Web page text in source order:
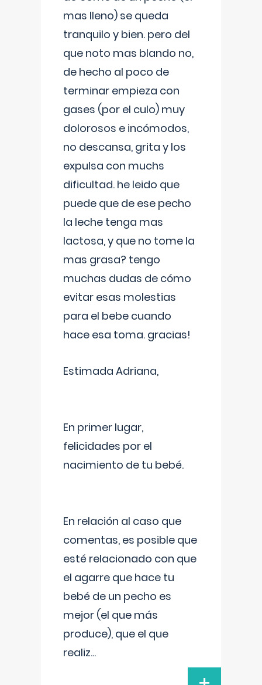
mas lleno) se queda
tranquilo y bien. pero del
que noto mas blando no,
de hecho al poco de
terminar empieza con
gases (por el culo) muy
dolorosos e incómodos,
no descansa, grita y los
expulsa con muchs
dificultad. he leido que
puede que de ese pecho
la leche tenga mas
lactosa, y que no tome la
mas grasa? tengo
muchas dudas de cómo
evitar esas molestias
para el bebe cuando
hace esa toma. gracias!
Estimada Adriana,
En primer lugar,
felicidades por el
nacimiento de tu bebé.
En relación al caso que
comentas, es posible que
esté relacionado con que
el agarre que hace tu
bebé de un pecho es
mejor (el que más
produce), que el que
realiz...